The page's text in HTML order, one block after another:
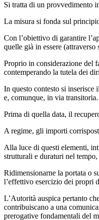
Si tratta di un provvedimento
La misura si fonda sul
Con l’obiettivo di garantire
quelle già in essere
Proprio in considerazione del
contemperando la tutela dei
In questo contesto si
e, comunque, in via
Prima di quella data, il
A regime, gli importi
Alla luce di questi elementi,
strutturali e duraturi nel
Ridimensionarne la portata o
l’effettivo esercizio dei propri
L’Autorità auspica pertanto
contribuiscano a una
prerogative fondamentali del